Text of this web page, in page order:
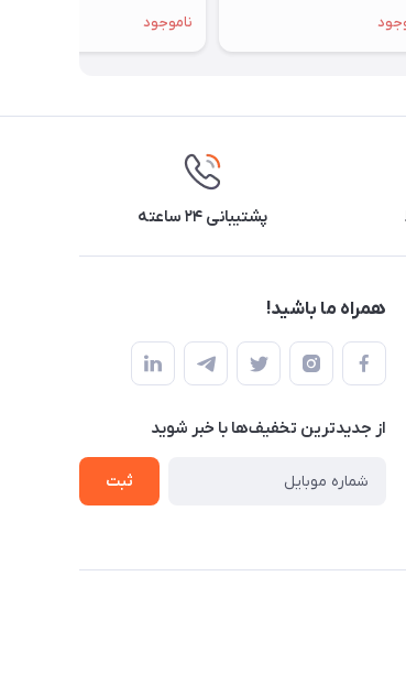
ناموجود
پشتیبانی ۲۴ ساعته
همراه ما باشید!
از جدید‌ترین تخفیف‌ها با‌ خبر شوید
ثبت